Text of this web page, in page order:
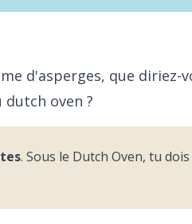
d'asperges, que
oven ?
. Sous le Dutch Oven, tu